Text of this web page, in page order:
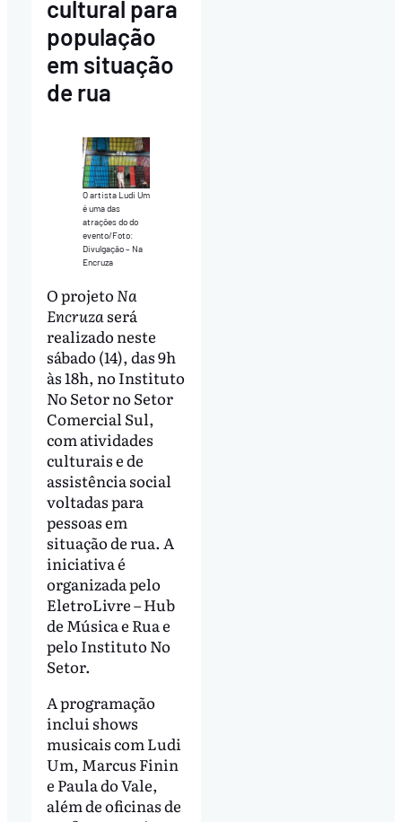
cultural para
população
em situação
de rua
O artista Ludi Um
é uma das
atrações do do
evento/Foto:
Divulgação – Na
Encruza
O projeto Na
Encruza será
realizado neste
sábado (14), das 9h
às 18h, no Instituto
No Setor no Setor
Comercial Sul,
com atividades
culturais e de
assistência social
voltadas para
pessoas em
situação de rua. A
iniciativa é
organizada pelo
EletroLivre – Hub
de Música e Rua e
pelo Instituto No
Setor.
A programação
inclui shows
musicais com Ludi
Um, Marcus Finin
e Paula do Vale,
além de oficinas de